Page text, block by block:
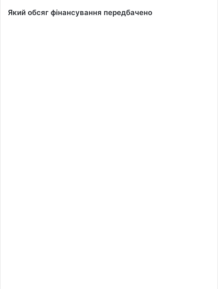
Який обсяг фінансування передбачено